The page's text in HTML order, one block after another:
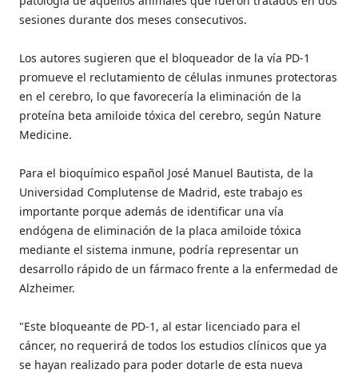
sesiones durante dos meses consecutivos.
Los autores sugieren que el bloqueador de la vía PD-1
promueve el reclutamiento de células inmunes protectoras
en el cerebro, lo que favorecería la eliminación de la
proteína beta amiloide tóxica del cerebro, según Nature
Medicine.
Para el bioquímico español José Manuel Bautista, de la
Universidad Complutense de Madrid, este trabajo es
importante porque además de identificar una vía
endógena de eliminación de la placa amiloide tóxica
mediante el sistema inmune, podría representar un
desarrollo rápido de un fármaco frente a la enfermedad de
Alzheimer.
"Este bloqueante de PD-1, al estar licenciado para el
cáncer, no requerirá de todos los estudios clínicos que ya
se hayan realizado para poder dotarle de esta nueva